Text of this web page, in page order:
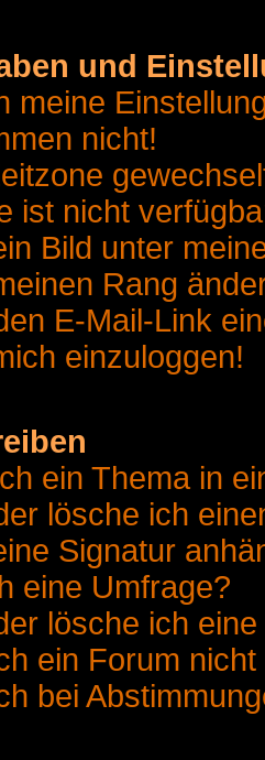
und
meine
nicht!
ist nicht
Bild unter
Rang
E-Mail-Link
einzuloggen!
ein Thema in
lösche ich
Signatur
eine Umfrage?
lösche ich
ein Forum
bei